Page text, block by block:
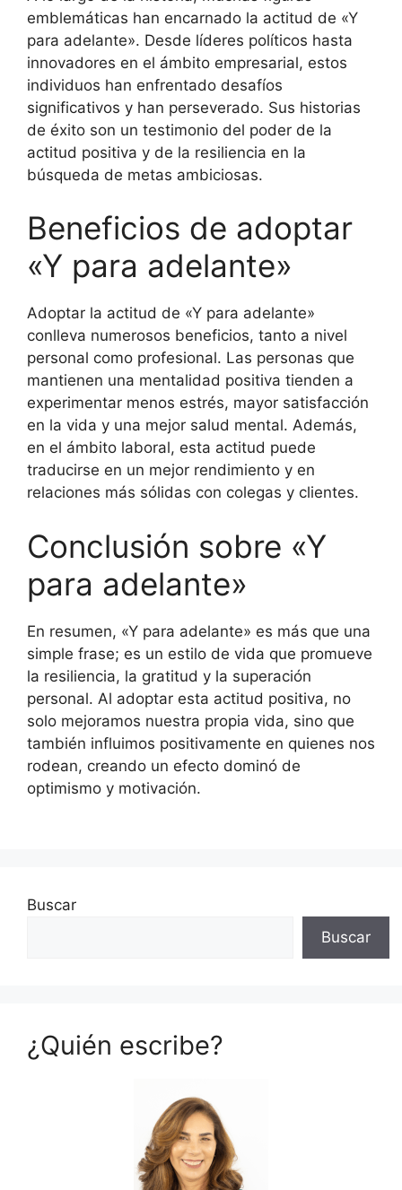
emblemáticas han encarnado la actitud de «Y
para adelante». Desde líderes políticos hasta
innovadores en el ámbito empresarial, estos
individuos han enfrentado desafíos
significativos y han perseverado. Sus historias
de éxito son un testimonio del poder de la
actitud positiva y de la resiliencia en la
búsqueda de metas ambiciosas.
Beneficios de adoptar
«Y para adelante»
Adoptar la actitud de «Y para adelante»
conlleva numerosos beneficios, tanto a nivel
personal como profesional. Las personas que
mantienen una mentalidad positiva tienden a
experimentar menos estrés, mayor satisfacción
en la vida y una mejor salud mental. Además,
en el ámbito laboral, esta actitud puede
traducirse en un mejor rendimiento y en
relaciones más sólidas con colegas y clientes.
Conclusión sobre «Y
para adelante»
En resumen, «Y para adelante» es más que una
simple frase; es un estilo de vida que promueve
la resiliencia, la gratitud y la superación
personal. Al adoptar esta actitud positiva, no
solo mejoramos nuestra propia vida, sino que
también influimos positivamente en quienes nos
rodean, creando un efecto dominó de
optimismo y motivación.
Buscar
Buscar
¿Quién escribe?